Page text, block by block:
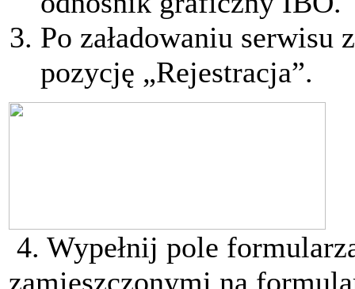
Po załadowaniu
pozycję „Rejestracja”.
4. Wypełnij pole
zamieszczonymi na